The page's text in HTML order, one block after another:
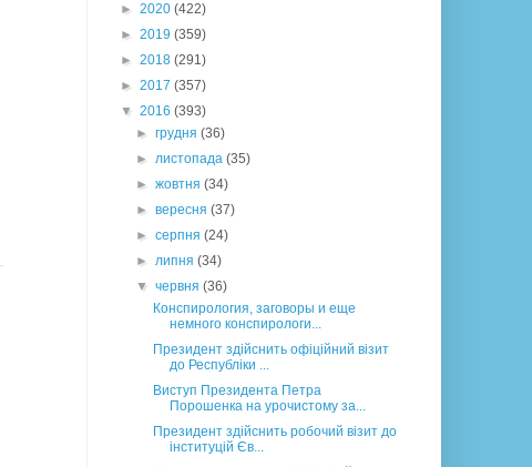
► 2020 (422)
► 2019 (359)
► 2018 (291)
► 2017 (357)
▼ 2016 (393)
►грудня(36)
►листопада(35)
►жовтня(34)
►вересня(37)
►серпня(24)
►липня(34)
▼червня(36)
Конспирология, заговоры и еще
немного конспирологи...
Президент здійснить офіційний візит
до Республіки ...
Виступ Президента Петра
Порошенка на урочистому за...
Президент здійснить робочий візит до
інституцій Єв...